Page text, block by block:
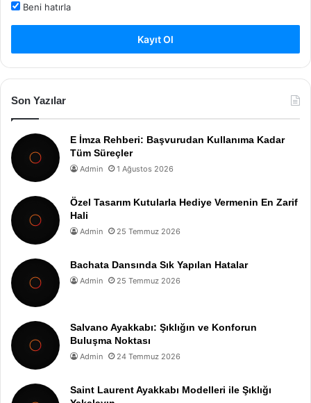
Beni hatırla
Kayıt Ol
Son Yazılar
E İmza Rehberi: Başvurudan Kullanıma Kadar
Tüm Süreçler
Admin 1 Ağustos 2026
Özel Tasarım Kutularla Hediye Vermenin En Zarif
Hali
Admin 25 Temmuz 2026
Bachata Dansında Sık Yapılan Hatalar
Admin 25 Temmuz 2026
Salvano Ayakkabı: Şıklığın ve Konforun
Buluşma Noktası
Admin 24 Temmuz 2026
Saint Laurent Ayakkabı Modelleri ile Şıklığı